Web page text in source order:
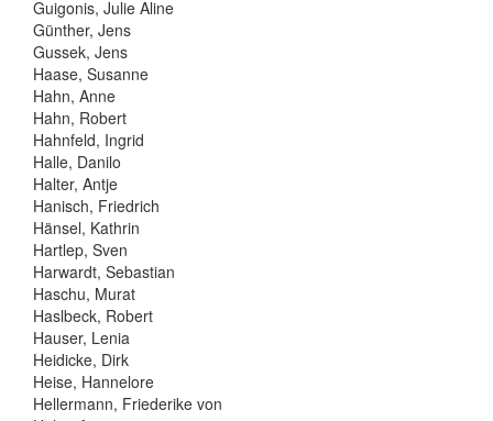
Guigonis, Julie Aline
Günther, Jens
Gussek, Jens
Haase, Susanne
Hahn, Anne
Hahn, Robert
Hahnfeld, Ingrid
Halle, Danilo
Halter, Antje
Hanisch, Friedrich
Hänsel, Kathrin
Hartlep, Sven
Harwardt, Sebastian
Haschu, Murat
Haslbeck, Robert
Hauser, Lenia
Heidicke, Dirk
Heise, Hannelore
Hellermann, Friederike von